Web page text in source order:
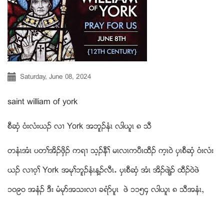
Saturday, June 08, 2024
saint william of york
စီဆွံ ၀ံးလံးဎဥ လ႕ York အဘူဥနံၚ လါဎူၚ ၈ သီ
တနံၚအံၚ ပတႈအိဥဖွိဥ ကရ႕ သ့ဥနီႈ မၚလၚကပီၚထီဥ က့ၚ၀ဲ ပွၚစီဆွံ ၀ံးလံး
ဎဥ လ႕၀့ႈ York အမုႈဘူဥနံၚန႔ဥလီၚ’ ပွၚစီဆွံ အံၚ အိဥဖ်ဲဥ ထီဥ၀ဲဖဲ
၁၀၉၀ အနံဥ ဒီး မံမုဏအသးလ႕ ခရံဏပူၚ ဖဲ ၁၁၅၄ လါဎူၚ ၈ သီအနံၚယ